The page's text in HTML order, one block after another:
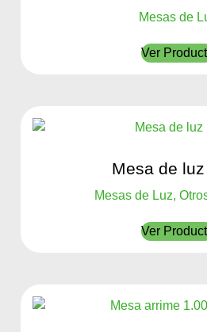
Mesas de
Ver
Mesa de
Mesas de Luz,
Ver